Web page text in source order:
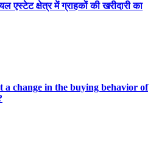
एस्टेट क्षेत्र में ग्राहकों की खरीदारी का
change in the buying behavior of